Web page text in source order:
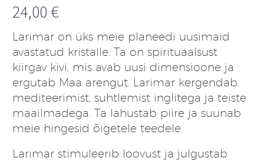
24,00 €
Larimar on üks meie planeedi uusimaid
avastatud kristalle. Ta on spirituaalsust
kiirgav kivi, mis avab uusi dimensioone ja
ergutab Maa arengut. Larimar kergendab
mediteerimist, suhtlemist inglitega ja teiste
maailmadega. Ta lahustab piire ja suunab
meie hingesid õigetele teedele.
Larimar stimuleerib loovust ja julgustab